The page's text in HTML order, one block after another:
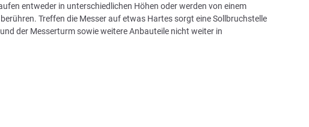
entweder in unterschiedlichen Höhen oder werden von einem
Treffen die Messer auf etwas Hartes sorgt eine Sollbruchstelle
der Messerturm sowie weitere Anbauteile nicht weiter in